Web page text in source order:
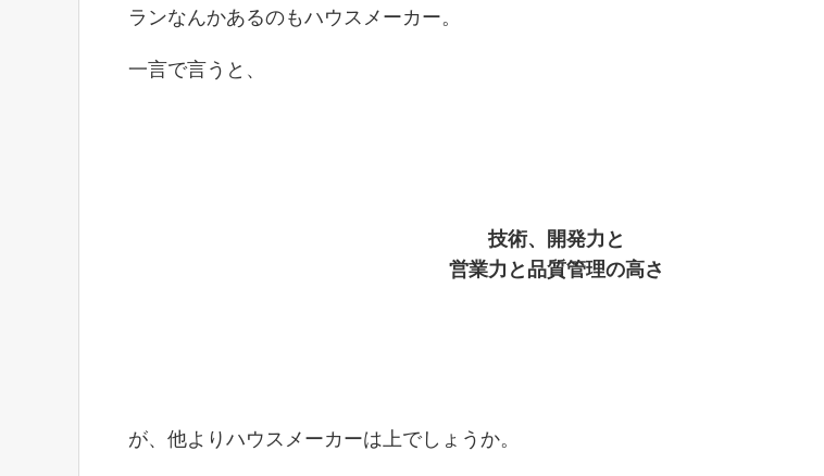
ランなんかあるのもハウスメーカー。
一言で言うと、
技術、開発力と
営業力と品質管理の高さ
が、他よりハウスメーカーは上でしょうか。